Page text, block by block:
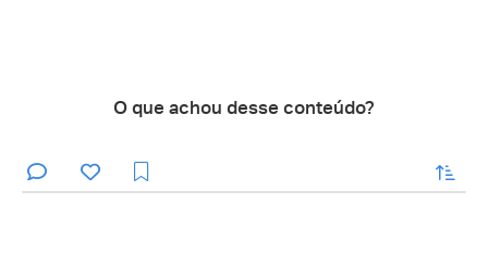
O que achou desse conteúdo?
enviar